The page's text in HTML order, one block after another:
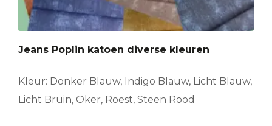
Jeans Poplin katoen diverse kleuren
Kleur: Donker Blauw, Indigo Blauw, Licht Blauw,
Licht Bruin, Oker, Roest, Steen Rood
variaties.
Deze
kan
worden
op